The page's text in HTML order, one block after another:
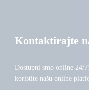
Kontaktirajte
Dostupni smo online 24/
koristite našu online